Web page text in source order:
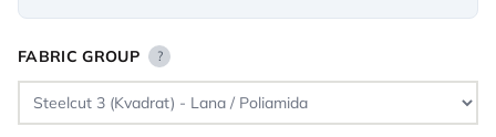
FABRIC GROUP ?